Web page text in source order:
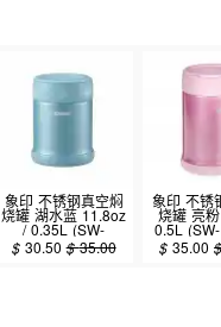
象印 不锈钢真空焖
烧罐 湖水蓝 11.8oz
/ 0.35L (SW-
EAE35-AB)
$ 30.50 $35.00
象印 不锈
烧罐 亮
0.5L
$35.00